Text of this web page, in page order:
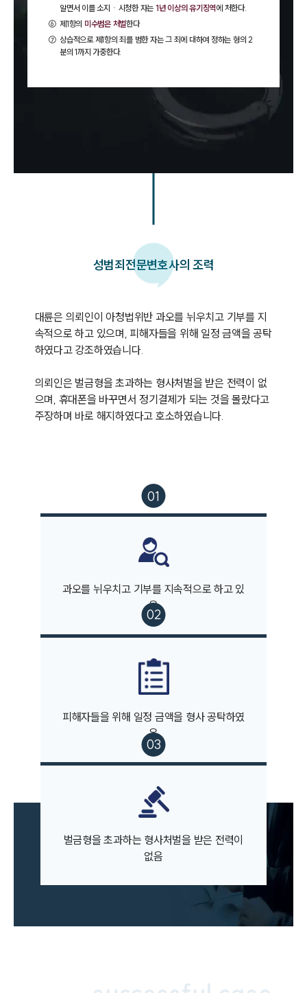
팀소개
팀소개
대륜의 강점
오시는 길
글로벌 파트너 로펌
고객의 소리
통합검색
AI대륜
업무사례
주요 업무사례
사례분석/최신동향
성범죄대응부 업무
알면서 이를 소지ㆍ시청한 자는 1년 이상의 유기징역에 처한다.
⑥ 제1항의 미수범은 처벌한다
⑦ 상습적으로 제1항의 죄를 범한 자는 그 죄에 대하여 정하는 형의 2
분의 1까지 가중한다.
성범죄전문변호사의 조력
대륜은 의뢰인이 아청법위반 과오를 뉘우치고 기부를 지
속적으로 하고 있으며, 피해자들을 위해 일정 금액을 공탁
하였다고 강조하였습니다.
의뢰인은 벌금형을 초과하는 형사처벌을 받은 전력이 없
으며, 휴대폰을 바꾸면서 정기결제가 되는 것을 몰랐다고
주장하며 바로 해지하였다고 호소하였습니다.
과오를 뉘우치고 기부를 지속적으로 하고 있
음
피해자들을 위해 일정 금액을 형사 공탁하였
음
벌금형을 초과하는 형사처벌을 받은 전력이
없음